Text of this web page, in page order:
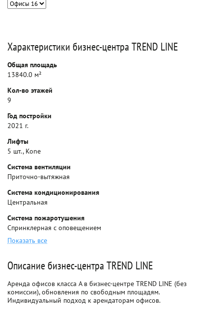
Характеристики бизнес-центра TREND LINE
Общая площадь
13840.0 м²
Кол-во этажей
9
Год постройки
2021 г.
Лифты
5 шт., Kone
Система вентиляции
Приточно-вытяжная
Система кондиционирования
Центральная
Система пожаротушения
Спринклерная с оповещением
Показать все
Описание бизнес-центра TREND LINE
Аренда офисов класса A в бизнес-центре TREND LINE (без
комиссии), обновления по свободным площадям.
Индивидуальный подход к арендаторам офисов.